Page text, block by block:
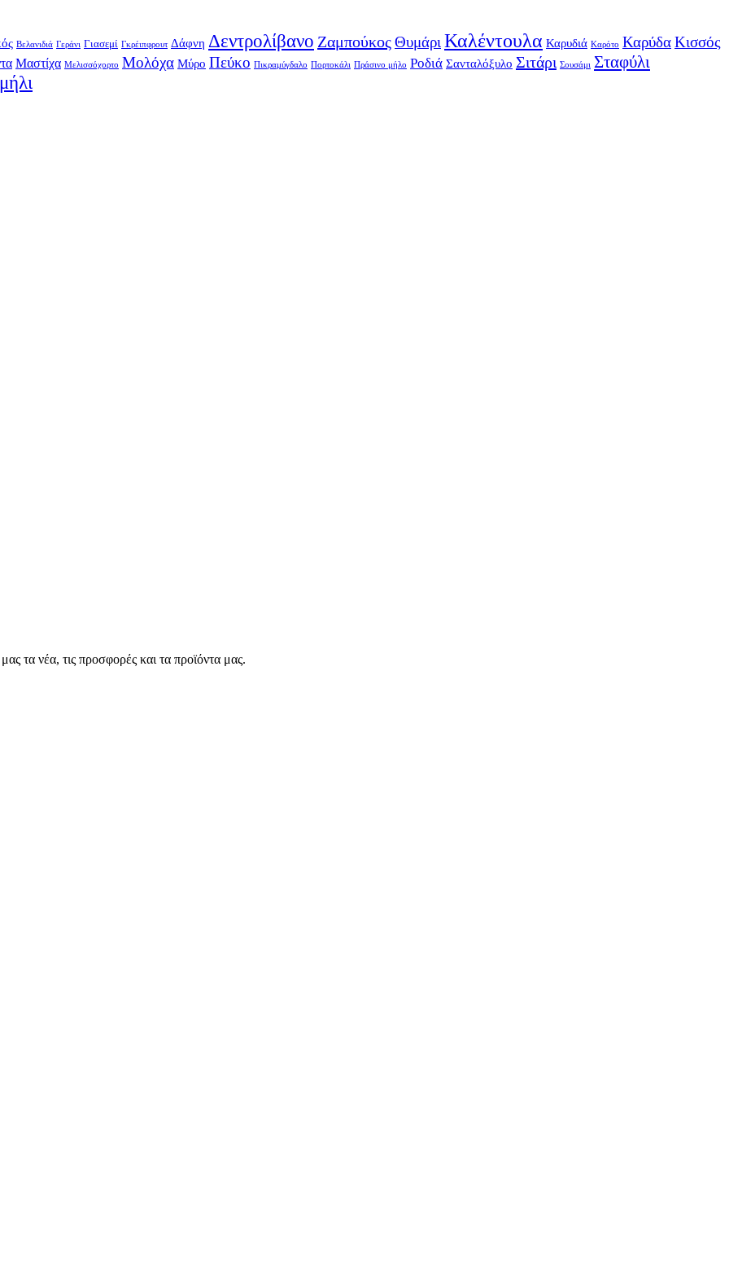
Βελανιδιά Γεράνι Γιασεμί Γκρέιπφρουτ Δάφνη Δεντρολίβανο ΖαμπούκοςΘυμάρι Καλέντουλα Καρυδιά Καρότο ΚαρύδαΚισσός
Μαστίχα Μελισσόχορτο Μολόχα Μύρο Πεύκο Πικραμύγδαλο Πορτοκάλι Πράσινο μήλο Ροδιά Σανταλόξυλο Σιτάρι Σουσάμι Σταφύλι
τα νέα, τις προσφορές και τα προϊόντα μας.